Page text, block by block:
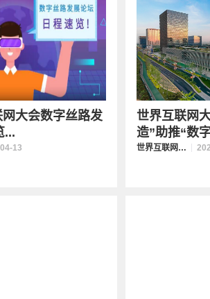
大会数字丝路发
...
13
世界互联网
造”助推“数
世界互联网大会数字丝路发展论坛